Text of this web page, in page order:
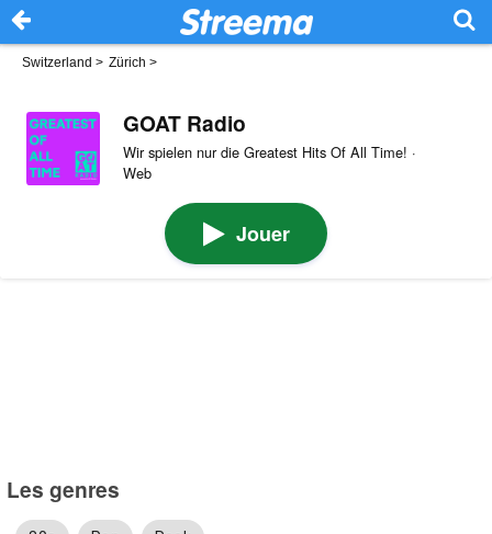
Switzerland > Zürich >
GOAT Radio
Wir spielen nur die Greatest Hits Of All Time! ·
Web
Jouer
Les genres